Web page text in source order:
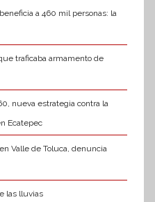
a 460 mil personas: la
traficaba armamento de
nueva estrategia contra la
Ecatepec
Valle de Toluca, denuncia
las lluvias